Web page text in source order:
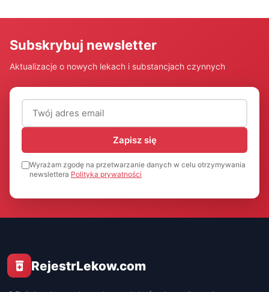
Subskrybuj newsletter
Aktualizacje o nowych lekach i substancjach czynnych
Adres email (wymagany)
Zapisz się
Wyrażam zgodę na przetwarzanie danych w celu otrzymywania
newslettera Polityka prywatności
RejestrLekow.com